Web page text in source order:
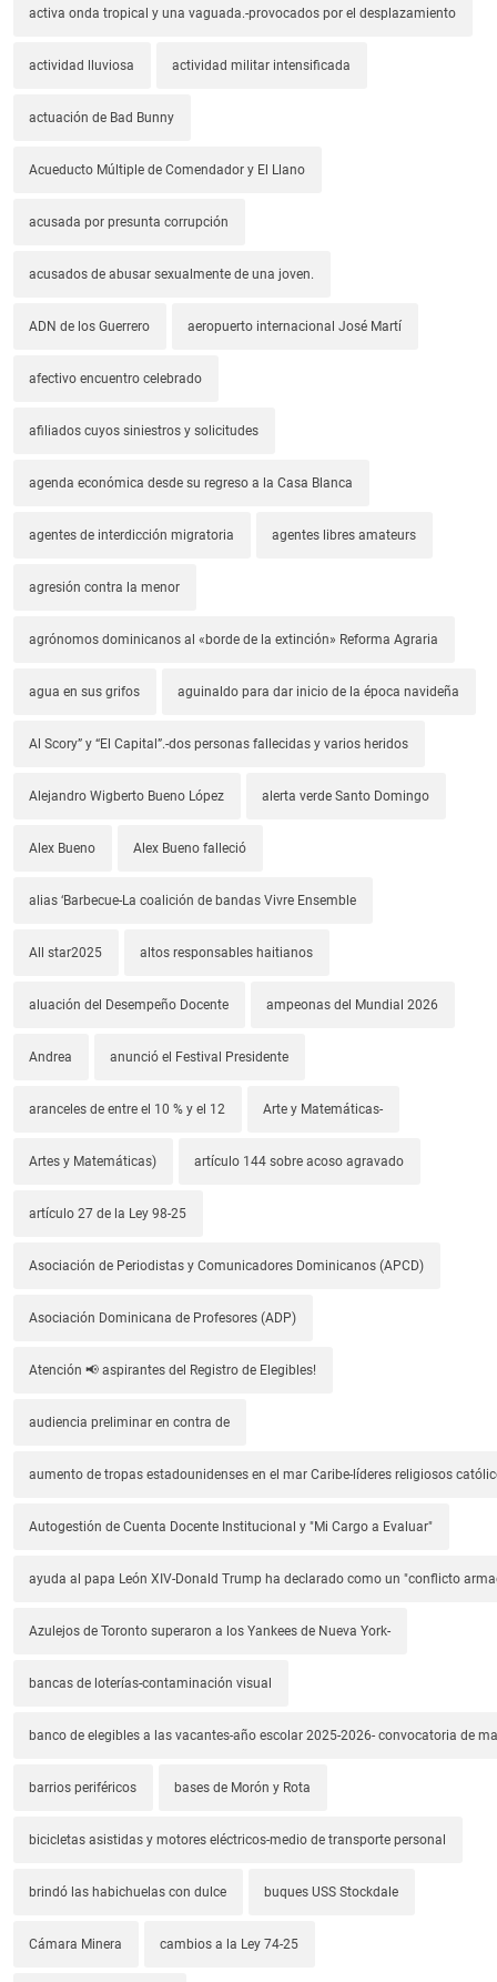
activa onda tropical y una vaguada.-provocados por el desplazamiento
actividad lluviosa actividad militar intensificada
actuación de Bad Bunny
Acueducto Múltiple de Comendador y El Llano
acusada por presunta corrupción
acusados de abusar sexualmente de una joven.
ADN de los Guerrero aeropuerto internacional José Martí
afectivo encuentro celebrado
afiliados cuyos siniestros y solicitudes
agenda económica desde su regreso a la Casa Blanca
agentes de interdicción migratoria agentes libres amateurs
agresión contra la menor
agrónomos dominicanos al «borde de la extinción» Reforma Agraria
agua en sus grifos aguinaldo para dar inicio de la época navideña
Al Scory” y “El Capital”.-dos personas fallecidas y varios heridos
Alejandro Wigberto Bueno López alerta verde Santo Domingo
Alex Bueno Alex Bueno falleció
alias ‘Barbecue-La coalición de bandas Vivre Ensemble
All star2025 altos responsables haitianos
aluación del Desempeño Docente ampeonas del Mundial 2026
Andrea anunció el Festival Presidente
aranceles de entre el 10 % y el 12 Arte y Matemáticas-
Artes y Matemáticas) artículo 144 sobre acoso agravado
artículo 27 de la Ley 98-25
Asociación de Periodistas y Comunicadores Dominicanos (APCD)
Asociación Dominicana de Profesores (ADP)
Atención 📢 aspirantes del Registro de Elegibles!
audiencia preliminar en contra de
aumento de tropas estadounidenses en el mar Caribe-líderes religiosos
Autogestión de Cuenta Docente Institucional y "Mi Cargo a Evaluar"
ayuda al papa León XIV-Donald Trump ha declarado como un "conflicto
Azulejos de Toronto superaron a los Yankees de Nueva York-
bancas de loterías-contaminación visual
banco de elegibles a las vacantes-año escolar 2025-2026- convocatoria de
barrios periféricos bases de Morón y Rota
bicicletas asistidas y motores eléctricos-medio de transporte personal
brindó las habichuelas con dulce buques USS Stockdale
Cámara Minera cambios a la Ley 74-25